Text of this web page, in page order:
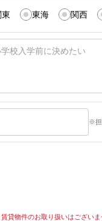
東海 関西
※担
賃貸物件のお取り扱いはございま